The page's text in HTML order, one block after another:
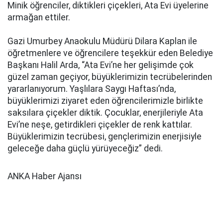
Minik öğrenciler, diktikleri çiçekleri, Ata Evi üyelerine
armağan ettiler.
Gazi Umurbey Anaokulu Müdürü Dilara Kaplan ile
öğretmenlere ve öğrencilere teşekkür eden Belediye
Başkanı Halil Arda, “Ata Evi’ne her gelişimde çok
güzel zaman geçiyor, büyüklerimizin tecrübelerinden
yararlanıyorum. Yaşlılara Saygı Haftası’nda,
büyüklerimizi ziyaret eden öğrencilerimizle birlikte
saksılara çiçekler diktik. Çocuklar, enerjileriyle Ata
Evi’ne neşe, getirdikleri çiçekler de renk kattılar.
Büyüklerimizin tecrübesi, gençlerimizin enerjisiyle
geleceğe daha güçlü yürüyeceğiz” dedi.
ANKA Haber Ajansı